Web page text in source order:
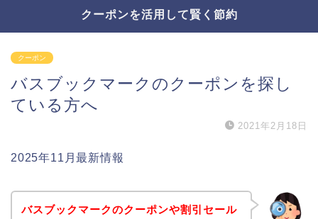
クーポンを活用して賢く節約
クーポン
バスブックマークのクーポンを探し
ている方へ
2021年2月18日
2025年11月最新情報
バスブックマークのクーポンや割引セール